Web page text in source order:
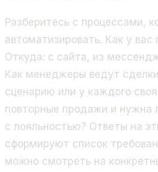
Разберитесь с процессами,
автоматизировать. Как у вас
Откуда: с сайта, из
Как менеджеры ведут
сценарию или у каждого
повторные продажи и нужна
с лояльностью? Ответы на
сформируют список
можно смотреть на